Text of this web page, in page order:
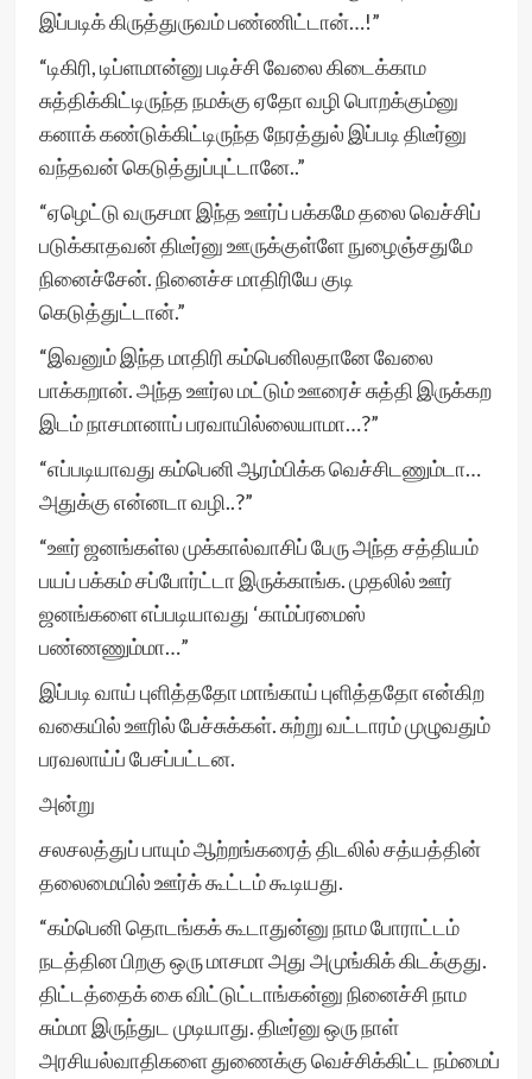
இப்படிக் கிருத்துருவம் பண்ணிட்டான்…!”
“டிகிரி, டிப்ளமான்னு படிச்சி வேலை கிடைக்காம
சுத்திக்கிட்டிருந்த நமக்கு ஏதோ வழி பொறக்கும்னு
கனாக் கண்டுக்கிட்டிருந்த நேரத்துல் இப்படி திடீர்னு
வந்தவன் கெடுத்துப்புட்டானே..”
“ஏழெட்டு வருசமா இந்த ஊர்ப் பக்கமே தலை வெச்சிப்
படுக்காதவன் திடீர்னு ஊருக்குள்ளே நுழைஞ்சதுமே
நினைச்சேன். நினைச்ச மாதிரியே குடி
கெடுத்துட்டான்.”
“இவனும் இந்த மாதிரி கம்பெனிலதானே வேலை
பாக்கறான். அந்த ஊர்ல மட்டும் ஊரைச் சுத்தி இருக்கற
இடம் நாசமானாப் பரவாயில்லையாமா…?”
“எப்படியாவது கம்பெனி ஆரம்பிக்க வெச்சிடணும்டா…
அதுக்கு என்னடா வழி..?”
“ஊர் ஜனங்கள்ல முக்கால்வாசிப் பேரு அந்த சத்தியம்
பயப் பக்கம் சப்போர்ட்டா இருக்காங்க. முதலில் ஊர்
ஜனங்களை எப்படியாவது ‘காம்ப்ரமைஸ்
பண்ணணும்மா…”
இப்படி வாய் புளித்ததோ மாங்காய் புளித்ததோ என்கிற
வகையில் ஊரில் பேச்சுக்கள். சுற்று வட்டாரம் முழுவதும்
பரவலாய்ப் பேசப்பட்டன.
அன்று
சலசலத்துப் பாயும் ஆற்றங்கரைத் திடலில் சத்யத்தின்
தலைமையில் ஊர்க் கூட்டம் கூடியது.
“கம்பெனி தொடங்கக் கூடாதுன்னு நாம போராட்டம்
நடத்தின பிறகு ஒரு மாசமா அது அமுங்கிக் கிடக்குது.
திட்டத்தைக் கை விட்டுட்டாங்கன்னு நினைச்சி நாம
சும்மா இருந்துட முடியாது. திடீர்னு ஒரு நாள்
அரசியல்வாதிகளை துணைக்கு வெச்சிக்கிட்ட நம்மைப்